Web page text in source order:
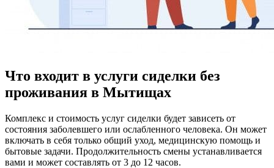
Что входит в услуги сиделки без
проживания в Мытищах
Комплекс и стоимость услуг сиделки будет зависеть от
состояния заболевшего или ослабленного человека. Он может
включать в себя только общий уход, медицинскую помощь и
бытовые задачи. Продолжительность смены устанавливается
вами и может составлять от 3 до 12 часов.